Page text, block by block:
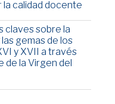
la calidad docente
claves sobre la
gemas de los
y XVII a través
de la Virgen del